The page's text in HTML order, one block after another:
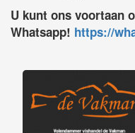
U kunt ons voortaan
Whatsapp! https://